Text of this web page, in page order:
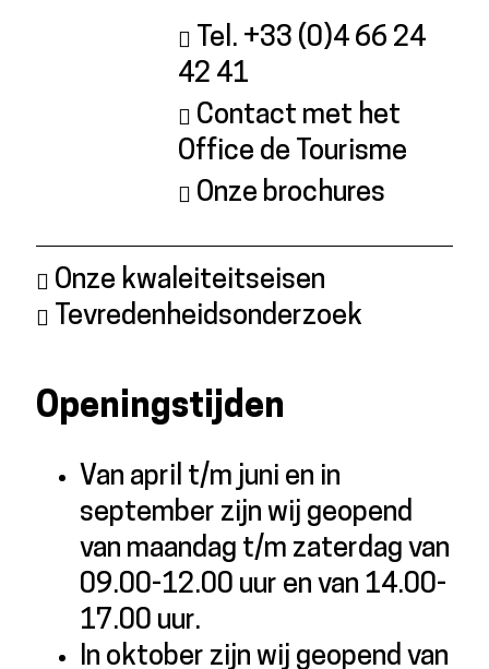
Tel. +33 (0)4 66 24
42 41
Contact met het
Office de Tourisme
Onze brochures
Onze kwaleiteitseisen
Tevredenheidsonderzoek
Openingstijden
Van april t/m juni en in
september zijn wij geopend
van maandag t/m zaterdag van
09.00-12.00 uur en van 14.00-
17.00 uur.
In oktober zijn wij geopend van